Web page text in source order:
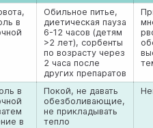
в
Обильное питье,
диетическая пауза
6-12 часов (детям
>2 лет), сорбенты
по возрасту через
2 часа после
других препаратов
в
в
Покой, не давать
обезболивающие,
не прикладывать
тепло